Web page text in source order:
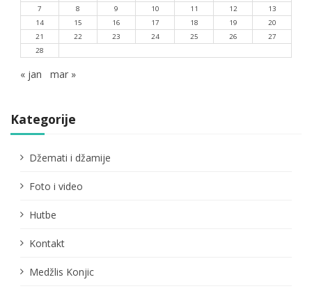
7
8 9 10 11 12
13
14
15 16 17 18 19
20
21
22 23 24 25 26
27
28
« jan mar »
Kategorije
Džemati i džamije
Foto i video
Hutbe
Kontakt
Medžlis Konjic